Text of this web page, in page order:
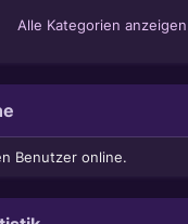
Alle Kategorien anzeigen
Benutzer online.